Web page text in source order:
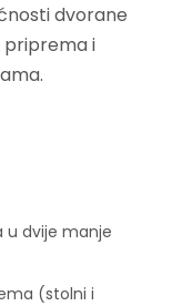
dvorane
priprema i
u dvije manje
(stolni i